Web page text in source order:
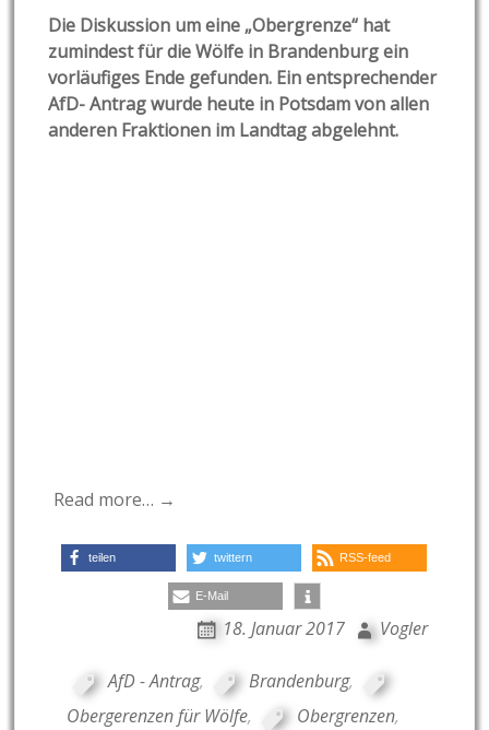
Die Diskussion um eine „Obergrenze“ hat
zumindest für die Wölfe in Brandenburg ein
vorläufiges Ende gefunden. Ein entsprechender
AfD- Antrag wurde heute in Potsdam von allen
anderen Fraktionen im Landtag abgelehnt.
Read more… →
teilen twittern RSS-feed
E-Mail
18. Januar 2017 Vogler
AfD - Antrag, Brandenburg,
Obergerenzen für Wölfe, Obergrenzen,